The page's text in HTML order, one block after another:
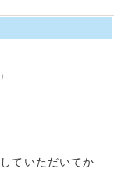
ていただいてか